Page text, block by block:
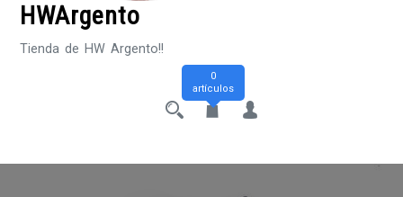
HWArgento
Tienda de HW Argento!!
0
artículos